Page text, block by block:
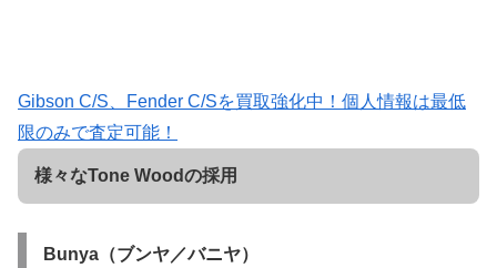
Gibson C/S、Fender C/Sを買取強化中！個人情報は最低
限のみで査定可能！
様々なTone Woodの採用
Bunya（ブンヤ／バニヤ）